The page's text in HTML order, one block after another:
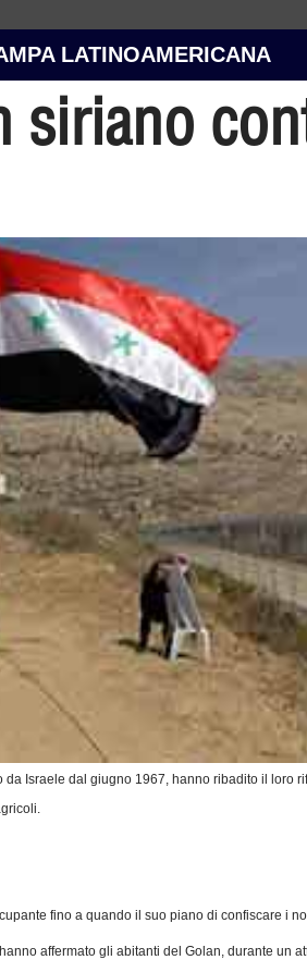
LATINOAMERICANA
siriano
Israele dal giugno 1967, hanno ribadito il loro
fino a quando il suo piano di confiscare i
affermato gli abitanti del Golan, durante un